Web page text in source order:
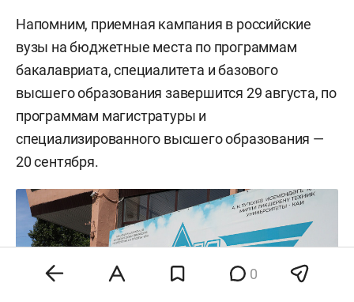
Напомним, приемная кампания в российские
вузы на бюджетные места по программам
бакалавриата, специалитета и базового
высшего образования завершится 29 августа, по
программам магистратуры и
специализированного высшего образования —
20 сентября.
0